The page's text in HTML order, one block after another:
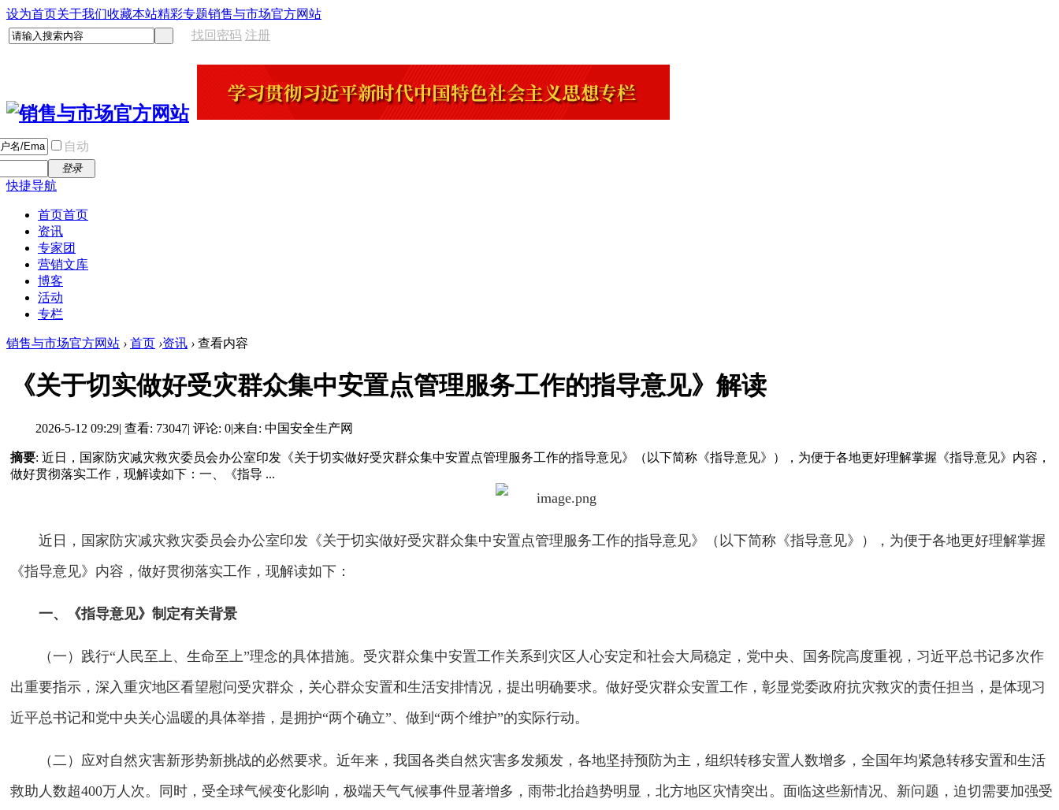
设为首页关于我们收藏本站精彩专题销售与市场官方网站
找回密码 注册
自动
登录
快捷导航
首页首页
资讯
专家团
营销文库
博客
活动
专栏
销售与市场官方网站 › 首页 ›资讯 › 查看内容
《关于切实做好受灾群众集中安置点管理服务工作的指导意见》解读
2026-5-12 09:29| 查看: 73047| 评论: 0|来自: 中国安全生产网
摘要: 近日，国家防灾减灾救灾委员会办公室印发《关于切实做好受灾群众集中安置点管理服务工作的指导意见》（以下简称《指导意见》），为便于各地更好理解掌握《指导意见》内容，
做好贯彻落实工作，现解读如下：一、《指导 ...
近日，国家防灾减灾救灾委员会办公室印发《关于切实做好受灾群众集中安置点管理服务工作的指导意见》（以下简称《指导意见》），为便于各地更好理解掌握
《指导意见》内容，做好贯彻落实工作，现解读如下：
一、《指导意见》制定有关背景
（一）践行“人民至上、生命至上”理念的具体措施。受灾群众集中安置工作关系到灾区人心安定和社会大局稳定，党中央、国务院高度重视，习近平总书记多次作
出重要指示，深入重灾地区看望慰问受灾群众，关心群众安置和生活安排情况，提出明确要求。做好受灾群众安置工作，彰显党委政府抗灾救灾的责任担当，是体现习
近平总书记和党中央关心温暖的具体举措，是拥护“两个确立”、做到“两个维护”的实际行动。
（二）应对自然灾害新形势新挑战的必然要求。近年来，我国各类自然灾害多发频发，各地坚持预防为主，组织转移安置人数增多，全国年均紧急转移安置和生活
救助人数超400万人次。同时，受全球气候变化影响，极端天气气候事件显著增多，雨带北抬趋势明显，北方地区灾情突出。面临这些新情况、新问题，迫切需要加强受